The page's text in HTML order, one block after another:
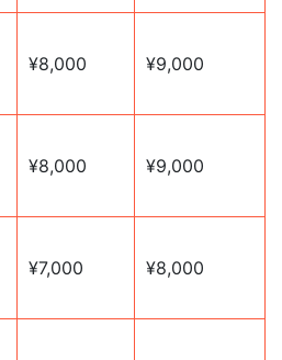
¥8,000 ¥9,000
¥8,000 ¥9,000
¥7,000 ¥8,000